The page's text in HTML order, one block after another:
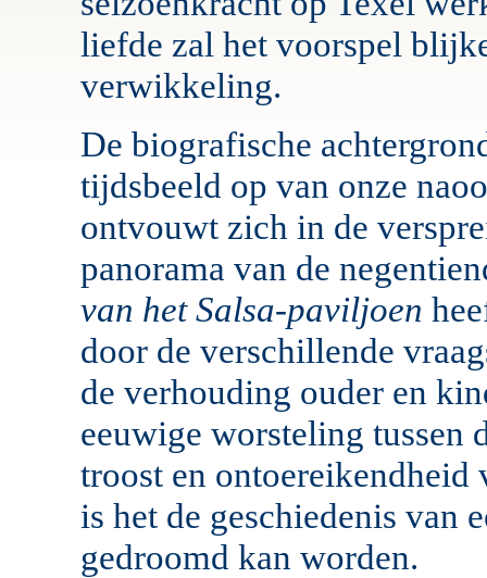
liefde zal het voorspel
verwikkeling.
De biografische
tijdsbeeld op van onze
ontvouwt zich in de
panorama van de
van het Salsa-paviljoen
door de verschillende
de verhouding ouder en
eeuwige worsteling tussen
troost en ontoereikendheid
is het de geschiedenis van
gedroomd kan worden.